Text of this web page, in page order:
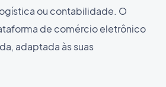
ou contabilidade. O
de comércio eletrônico
adaptada às suas